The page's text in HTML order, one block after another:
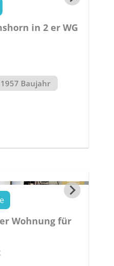
in 2 er WG
ab 01.01.2027
1957 Baujahr
Wohnung für
DER WOCHE